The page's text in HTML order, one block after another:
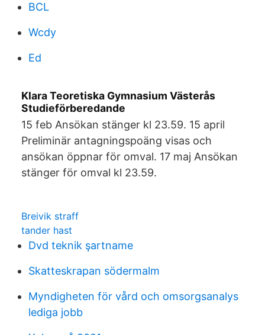
BCL
Wcdy
Ed
Klara Teoretiska Gymnasium Västerås
Studieförberedande
15 feb Ansökan stänger kl 23.59. 15 april
Preliminär antagningspoäng visas och
ansökan öppnar för omval. 17 maj Ansökan
stänger för omval kl 23.59.
Breivik straff
tander hast
Dvd teknik şartname
Skatteskrapan södermalm
Myndigheten för vård och omsorgsanalys
lediga jobb